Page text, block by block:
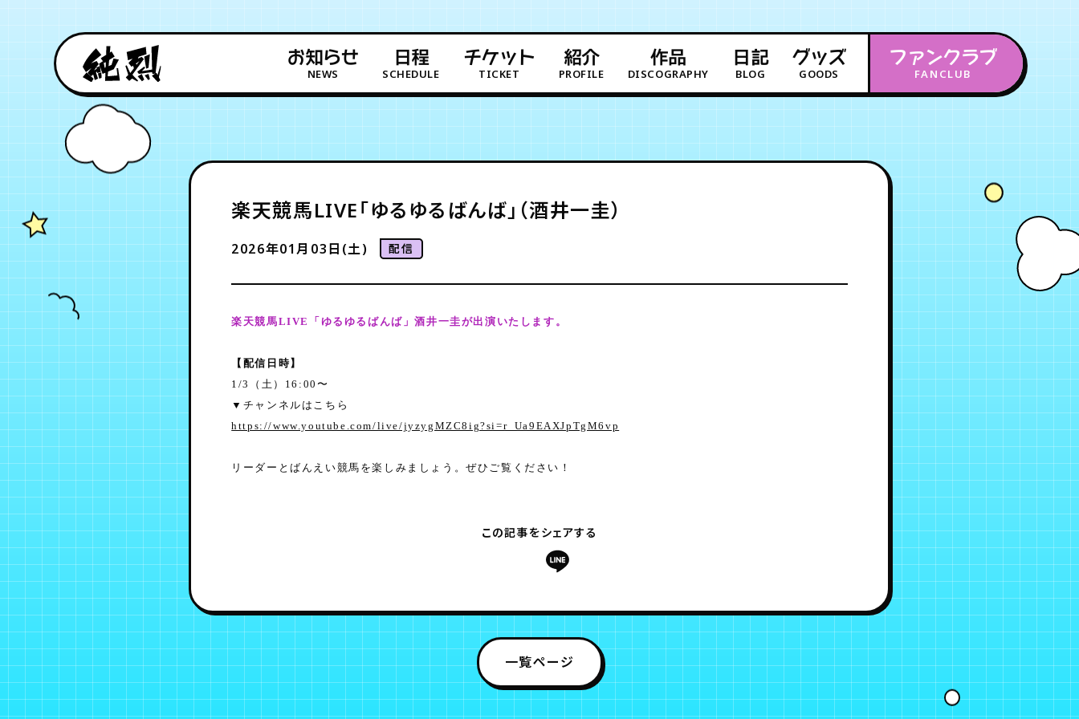
お知らせ
NEWS
日程
SCHEDULE
チケット
TICKET
紹介
PROFILE
作品
DISCOGRAPHY
日記
BLOG
グッズ
GOODS
ファンクラブ
FANCLUB
ログイン
FC NEWS MOVIE
楽天競馬LIVE「ゆるゆるばんば」（酒井一圭）
2026年01月03日(土) 配信
楽天競馬LIVE「 ゆるゆるばんば」酒井一圭が出演いたします。
【配信日時】
1/3（土）16:00〜
▼チャンネルはこちら
https://www.youtube.com/live/jyzygMZC8ig?si=r_Ua9EAXJpTgM6vp
リーダーとばんえい競馬を楽しみましょう。ぜひご覧ください！
この記事をシェアする
一覧ページ